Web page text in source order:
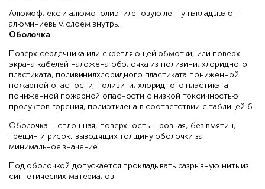
Алюмофлекс и алюмополиэтиленовую ленту накладывают
алюминиевым слоем внутрь.
Оболочка
Поверх сердечника или скрепляющей обмотки, или поверх
экрана кабелей наложена оболочка из поливинилхлоридного
пластиката, поливинилхлоридного пластиката пониженной
пожарной опасности, поливинилхлоридного пластиката
пониженной пожарной опасности с низкой токсичностью
продуктов горения, полиэтилена в соответствии с таблицей 6.
Оболочка – сплошная, поверхность – ровная, без вмятин,
трещин и рисок, выводящих толщину оболочки за
минимальное значение.
Под оболочкой допускается прокладывать разрывную нить из
синтетических материалов.